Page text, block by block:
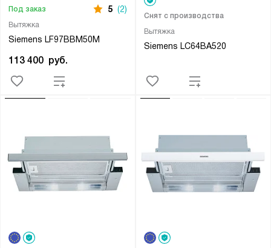
Вытяжка
Siemens LF97BBM50M
Под заказ 5 (2)
113 400 руб.
Вытяжка
Siemens LC64BA520
Снят с производства